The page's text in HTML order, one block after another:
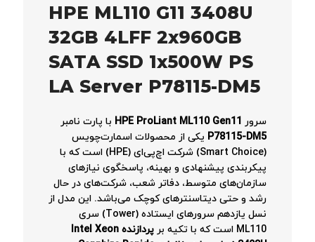
HPE ML110 G11 3408U
32GB 4LFF 2x960GB
SATA SSD 1x500W PS
LA Server P78115-DM5
سرور HPE ProLiant ML110 Gen11 با پارت نامبر
P78115-DM5 یکی از محصولات اسمارت‌چویس
(Smart Choice) شرکت اچ‌پی‌ای (HPE) است که با
پیکربندی پیشنهادی و بهینه، پاسخگوی نیازهای
سازمان‌های متوسط، دفاتر شعب، شرکت‌های در حال
رشد و حتی دیتاسنترهای کوچک می‌باشد. این مدل از
نسل یازدهم سرورهای ایستاده (Tower) سری
ML110 است که با تکیه بر
پردازنده Intel Xeon